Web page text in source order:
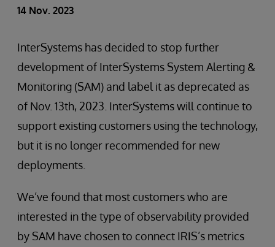
14 Nov. 2023
InterSystems has decided to stop further
development of InterSystems System Alerting &
Monitoring (SAM) and label it as deprecated as
of Nov. 13th, 2023. InterSystems will continue to
support existing customers using the technology,
but it is no longer recommended for new
deployments.
We’ve found that most customers who are
interested in the type of observability provided
by SAM have chosen to connect IRIS’s metrics